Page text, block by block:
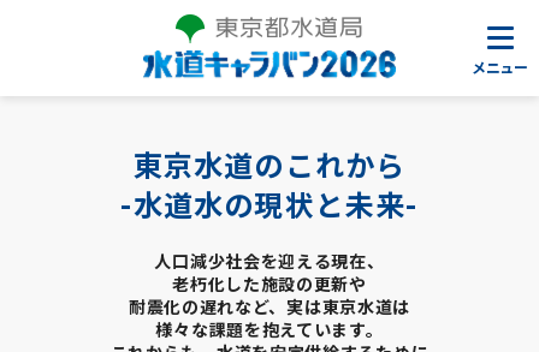
メニュー
東京水道のこれから
-水道水の現状と未来-
人口減少社会を迎える現在、
老朽化した施設の更新や
耐震化の遅れなど、実は東京水道は
様々な課題を抱えています。